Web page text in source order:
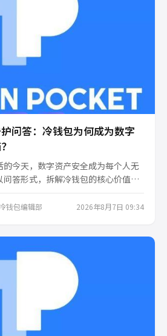
问答：冷钱包为何成为数字
今天，数字资产安全成为每个人无
答形式，拆解冷钱包的核心价值，
冷钱包如何成为数字世界的安全
钱包编辑部 2026年8月7日 09:34